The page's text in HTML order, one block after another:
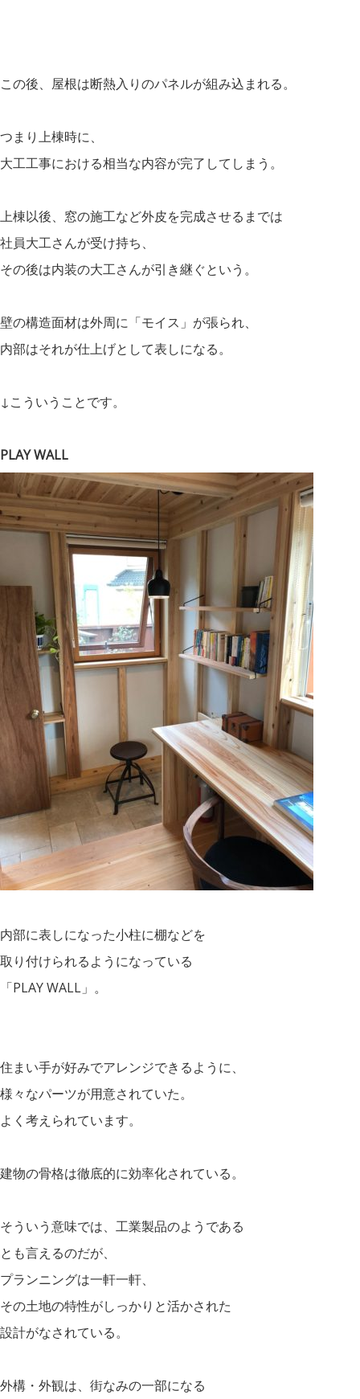
この後、屋根は断熱入りのパネルが組み込まれる。
つまり上棟時に、
大工工事における相当な内容が完了してしまう。
上棟以後、窓の施工など外皮を完成させるまでは
社員大工さんが受け持ち、
その後は内装の大工さんが引き継ぐという。
壁の構造面材は外周に「モイス」が張られ、
内部はそれが仕上げとして表しになる。
↓こういうことです。
PLAY WALL
内部に表しになった小柱に棚などを
取り付けられるようになっている
「PLAY WALL」。
住まい手が好みでアレンジできるように、
様々なパーツが用意されていた。
よく考えられています。
建物の骨格は徹底的に効率化されている。
そういう意味では、工業製品のようである
とも言えるのだが、
プランニングは一軒一軒、
その土地の特性がしっかりと活かされた
設計がなされている。
外構・外観は、街なみの一部になる